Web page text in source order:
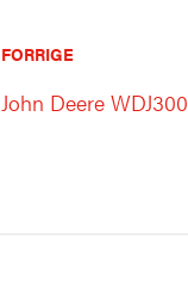
FORRIGE
John Deere WDJ300